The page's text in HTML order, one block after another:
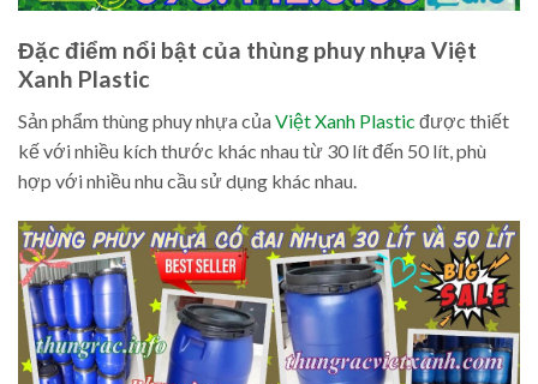
Đặc điểm nổi bật của thùng phuy nhựa Việt
Xanh Plastic
Sản phẩm thùng phuy nhựa củaViệt Xanh Plastic được thiết
kế với nhiều kích thước khác nhau từ 30 lít đến 50 lít, phù
hợp với nhiều nhu cầu sử dụng khác nhau.